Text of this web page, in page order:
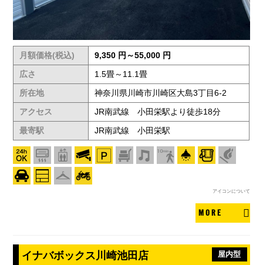
月額価格(税込)
9,350 円～55,000 円
広さ
1.5畳～11.1畳
所在地
神奈川県川崎市川崎区大島3丁目6-2
アクセス
JR南武線 小田栄駅より徒歩18分
最寄駅
JR南武線 小田栄駅
アイコンについて
MORE
イナバボックス川崎池田店 屋内型